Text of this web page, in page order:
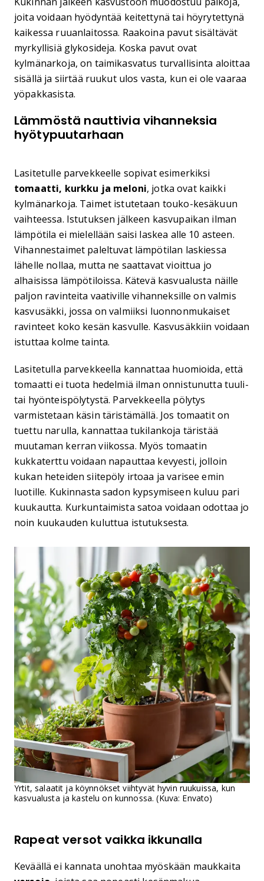
joita voidaan hyödyntää keitettynä tai höyrytettynä
kaikessa ruuanlaitossa. Raakoina pavut sisältävät
myrkyllisiä glykosideja. Koska pavut ovat
kylmänarkoja, on taimikasvatus turvallisinta aloittaa
sisällä ja siirtää ruukut ulos vasta, kun ei ole vaaraa
yöpakkasista.
Lämmöstä nauttivia vihanneksia
hyötypuutarhaan
Lasitetulle parvekkeelle sopivat esimerkiksi
tomaatti, kurkku ja meloni, jotka ovat kaikki
kylmänarkoja. Taimet istutetaan touko-kesäkuun
vaihteessa. Istutuksen jälkeen kasvupaikan ilman
lämpötila ei mielellään saisi laskea alle 10 asteen.
Vihannestaimet paleltuvat lämpötilan laskiessa
lähelle nollaa, mutta ne saattavat vioittua jo
alhaisissa lämpötiloissa. Kätevä kasvualusta näille
paljon ravinteita vaativille vihanneksille on valmis
kasvusäkki, jossa on valmiiksi luonnonmukaiset
ravinteet koko kesän kasvulle. Kasvusäkkiin voidaan
istuttaa kolme tainta.
Lasitetulla parvekkeella kannattaa huomioida, että
tomaatti ei tuota hedelmiä ilman onnistunutta tuuli-
tai hyönteispölytystä. Parvekkeella pölytys
varmistetaan käsin täristämällä. Jos tomaatit on
tuettu narulla, kannattaa tukilankoja täristää
muutaman kerran viikossa. Myös tomaatin
kukkaterttu voidaan napauttaa kevyesti, jolloin
kukan heteiden siitepöly irtoaa ja varisee emin
luotille. Kukinnasta sadon kypsymiseen kuluu pari
kuukautta. Kurkuntaimista satoa voidaan odottaa jo
noin kuukauden kuluttua istutuksesta.
Yrtit, salaatit ja köynnökset viihtyvät hyvin ruukuissa, kun
kasvualusta ja kastelu on kunnossa. (Kuva: Envato)
Rapeat versot vaikka ikkunalla
Keväällä ei kannata unohtaa myöskään maukkaita